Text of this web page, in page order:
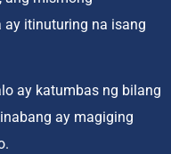
ay itinuturing na isang
ay katumbas ng bilang
ay magiging